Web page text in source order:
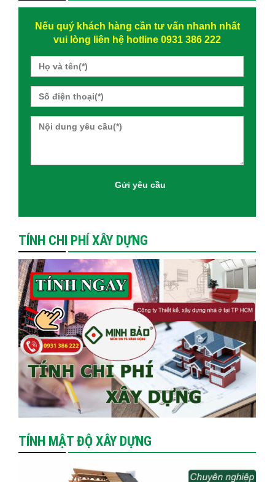
Nếu quý khách hàng cần tư vấn nhanh nhất
vui lòng liên hệ hotline 0931 386 222
TÍNH CHI PHÍ XÂY DỰNG
TÍNH MẬT ĐỘ XÂY DỰNG